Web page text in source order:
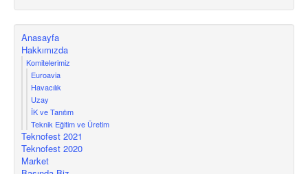
Anasayfa
Hakkımızda
Komitelerimiz
Euroavia
Havacılık
Uzay
İK ve Tanıtım
Teknik Eğitim ve Üretim
Teknofest 2021
Teknofest 2020
Market